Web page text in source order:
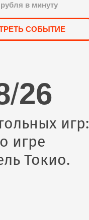
в минуту
СОБЫТИЕ
/26
игр:
игре
Токио.